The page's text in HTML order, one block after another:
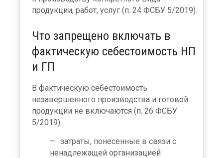
продукции, работ, услуг (п. 24 ФСБУ 5/2019).
Что запрещено включать в
фактическую себестоимость НП
и ГП
В фактическую себестоимость
незавершенного производства и готовой
продукции не включаются (п. 26 ФСБУ
5/2019):
затраты, понесенные в связи с
ненадлежащей организацией